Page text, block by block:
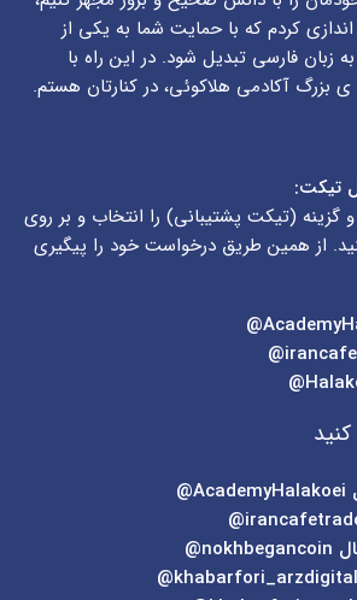
کردم که با حمایت شما به یکی از
زبان فارسی تبدیل شود. در این راه با
بزرگ آکادمی هلاکوئی، در کنارتان هستم.
تیکت:
گزینه (تیکت پشتیبانی) را انتخاب و بر روی
از همین طریق درخواست خود را پیگیری
کنید
AcademyHalakoei@
nokhbegancoin@
khabarfori_arzdigital@